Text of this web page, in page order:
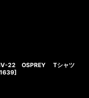
22 OSPREY Tシャツ
]